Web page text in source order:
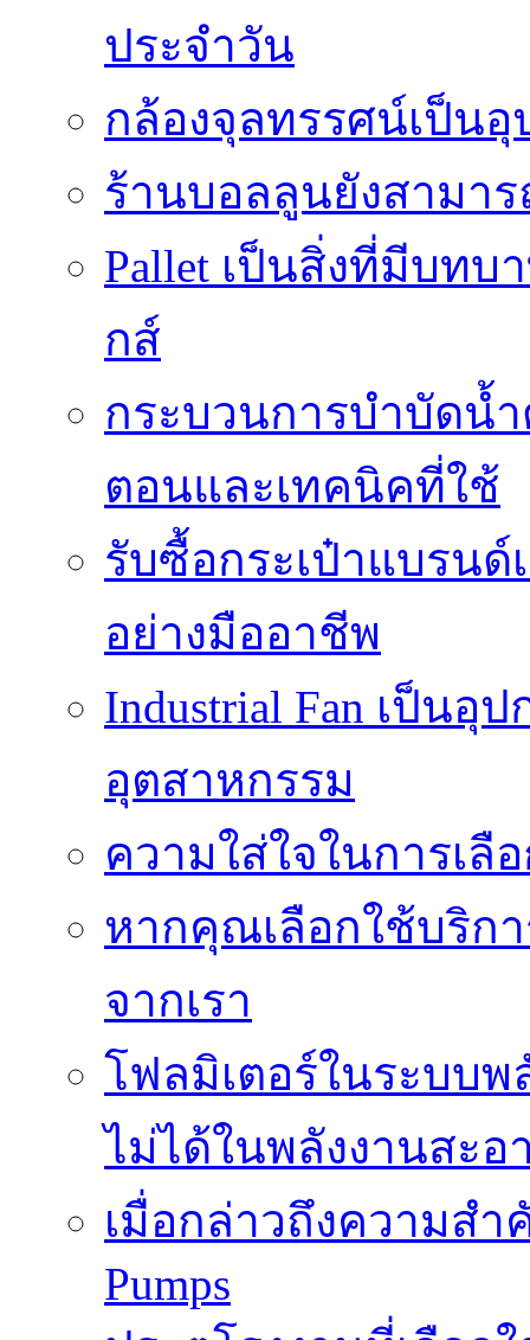
ประจำวัน
กล้องจุลทรรศน์เป็น
ร้านบอลลูนยังสามาร
Pallet เป็นสิ่งที่มีบท
กส์
กระบวนการบำบัดน้
ตอนและเทคนิคที่ใช้
รับซื้อกระเป๋าแบรนด์
อย่างมืออาชีพ
Industrial Fan เป็น
อุตสาหกรรม
ความใส่ใจในการเ
หากคุณเลือกใช้บริก
จากเรา
โฟลมิเตอร์ในระบบ
ไม่ได้ในพลังงานสะอ
เมื่อกล่าวถึงความสำ
Pumps